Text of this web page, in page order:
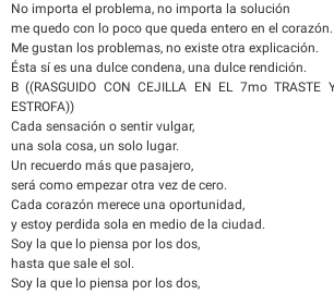
No importa el problema, no importa la solución
me quedo con lo poco que queda entero en el corazón.
Me gustan los problemas, no existe otra explicación.
Ésta sí es una dulce condena, una dulce rendición.
B ((RASGUIDO CON CEJILLA EN EL 7mo TRASTE
ESTROFA))
Cada sensación o sentir vulgar,
una sola cosa, un solo lugar.
Un recuerdo más que pasajero,
será como empezar otra vez de cero.
Cada corazón merece una oportunidad,
y estoy perdida sola en medio de la ciudad.
Soy la que lo piensa por los dos,
hasta que sale el sol.
Soy la que lo piensa por los dos,